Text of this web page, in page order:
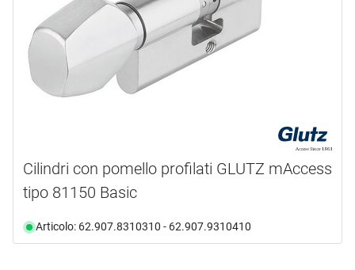
Cilindri con pomello profilati GLUTZ mAccess
tipo 81150 Basic
Articolo: 62.907.8310310 - 62.907.9310410